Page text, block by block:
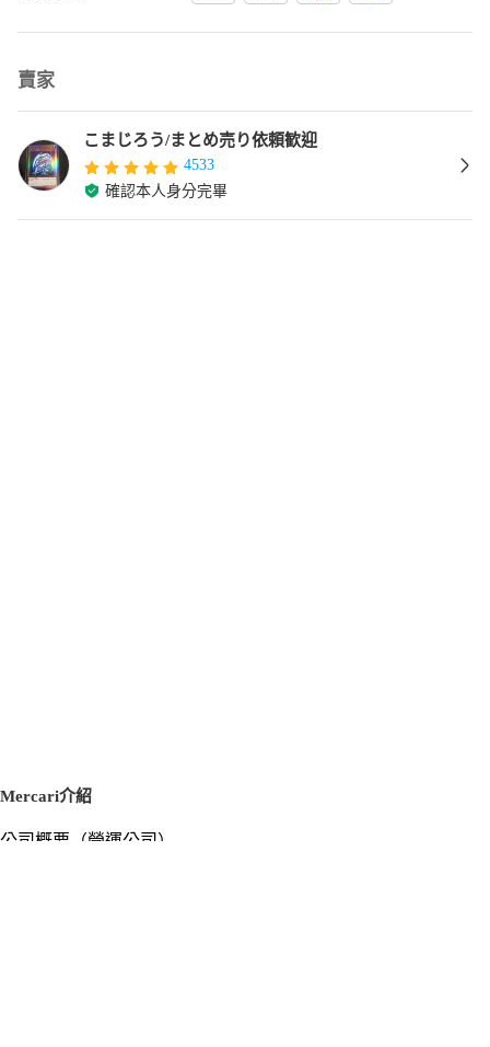
賣家
こまじろう/まとめ売り依頼歓迎
4533
確認本人身分完畢
Mercari介紹
公司概要（營運公司）